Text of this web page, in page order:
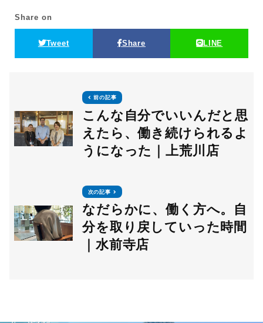
Share on
Tweet Share LINE
前の記事
こんな自分でいいんだと思
えたら、働き続けられるよ
うになった｜上荒川店
次の記事
なだらかに、働く方へ。自
分を取り戻していった時間
｜水前寺店